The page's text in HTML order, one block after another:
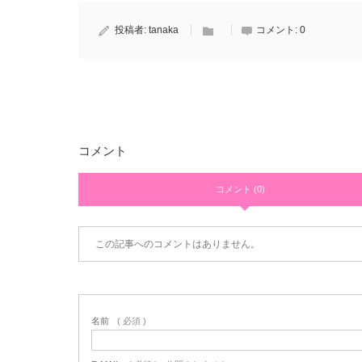
投稿者: tanaka コメント: 0
コメント
コメント (0)
この記事へのコメントはありません。
名前 ( 必須 )